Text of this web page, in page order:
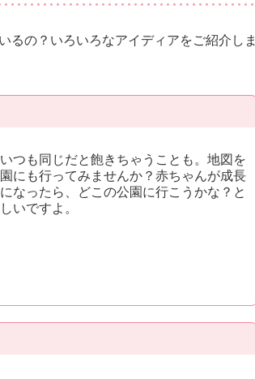
るの？いろいろなアイディアをご紹介しま
つも同じだと飽きちゃうことも。地図を
にも行ってみませんか？赤ちゃんが成長
なったら、どこの公園に行こうかな？と
いですよ。